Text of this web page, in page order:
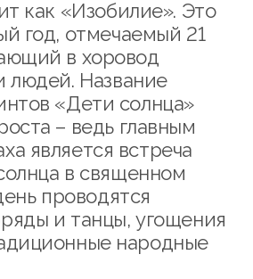
как «Изобилие». Это
год, отмечаемый 21
в хоровод
людей. Название
«Дети солнца»
– ведь главным
является встреча
в священном
проводятся
и танцы, угощения
народные